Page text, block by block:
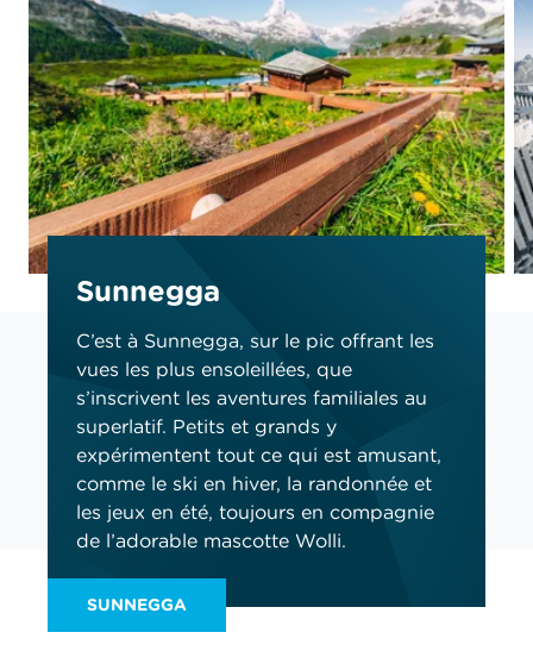
Sunnegga
C’est à Sunnegga, sur le pic offrant les
vues les plus ensoleillées, que
s’inscrivent les aventures familiales au
superlatif. Petits et grands y
expérimentent tout ce qui est amusant,
comme le ski en hiver, la randonnée et
les jeux en été, toujours en compagnie
de l’adorable mascotte Wolli.
SUNNEGGA